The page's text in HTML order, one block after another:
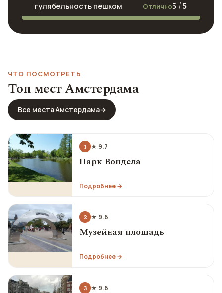
гулябельность пешком Отлично5 / 5
ЧТО ПОСМОТРЕТЬ
Топ мест Амстердама
Все места Амстердама→
1 ★ 9.7
Парк Вондела
Подробнее →
2 ★ 9.6
Музейная площадь
Подробнее →
3 ★ 9.6